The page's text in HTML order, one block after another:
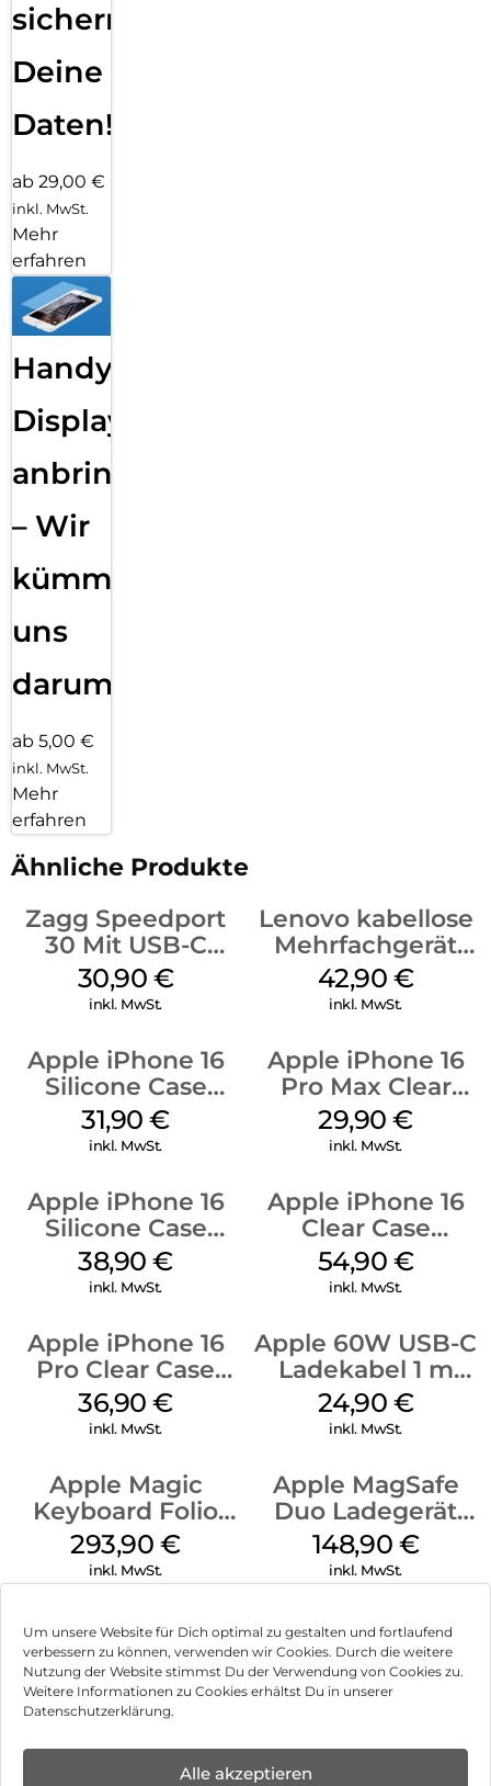
Um unsere Website für Dich optimal zu gestalten und fortlaufend
verbessern zu können, verwenden wir Cookies. Durch die weitere
Nutzung der Website stimmst Du der Verwendung von Cookies zu.
Weitere Informationen zu Cookies erhältst Du in unserer
Datenschutzerklärung.
Alle akzeptieren
sichern
Deine
Daten!
ab 29,00 €
inkl. MwSt.
Mehr
erfahren
Handy
Displayfolie
anbringen
– Wir
kümmern
uns
darum!
ab 5,00 €
inkl. MwSt.
Mehr
erfahren
Ähnliche Produkte
Zagg Speedport
30 Mit USB-C
Kabel Weiß
30,90 €
inkl. MwSt.
Lenovo kabellose
Mehrfachgerät
Luna Grey
42,90 €
inkl. MwSt.
Apple iPhone 16
Silicone Case
MagSafe Fuchsia
31,90€
inkl. MwSt.
Apple iPhone 16
Pro Max Clear
Case MagSafe
Transparent
29,90€
inkl. MwSt.
Apple iPhone 16
Silicone Case
MagSafe
Ultramarine
38,90€
inkl. MwSt.
Apple iPhone 16
Clear Case
MagSafe
Transparent
54,90 €
inkl. MwSt.
Apple iPhone 16
Pro Clear Case
MagSafe
Transparent
36,90€
inkl. MwSt.
Apple 60W USB-C
Ladekabel 1 m
Weiß
24,90 €
inkl. MwSt.
Apple Magic
Keyboard Folio
iPad 10.9″ (10.Gen.)
Weiß
293,90€
inkl. MwSt.
Apple MagSafe
Duo Ladegerät
Weiß
148,90 €
inkl. MwSt.
Impressum